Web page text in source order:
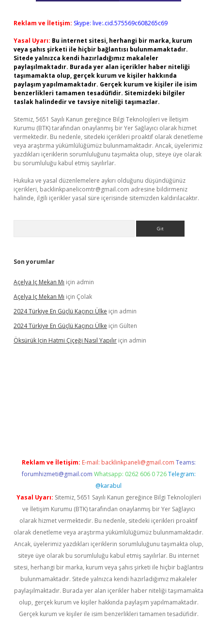
Reklam ve İletişim: Skype: live:.cid.575569c608265c69
Yasal Uyarı: Bu internet sitesi, herhangi bir marka, kurum
veya şahıs şirketi ile hiçbir bağlantısı bulunmamaktadır.
Sitede yalnızca kendi hazırladığımız makaleler
paylaşılmaktadır. Burada yer alan içerikler haber niteliği
taşımamakta olup, gerçek kurum ve kişiler hakkında
paylaşım yapılmamaktadır. Gerçek kurum ve kişiler ile isim
benzerlikleri tamamen tesadüfidir. Sitemizdeki bilgiler
taslak halindedir ve tavsiye niteliği taşımazlar.
Sitemiz, 5651 Sayılı Kanun gereğince Bilgi Teknolojileri ve İletişim
Kurumu (BTK) tarafından onaylanmış bir Yer Sağlayıcı olarak hizmet
vermektedir. Bu nedenle, sitedeki içerikleri proaktif olarak denetleme
veya araştırma yükümlülüğümüz bulunmamaktadır. Ancak, üyelerimiz
yazdıkları içeriklerin sorumluluğunu taşımakta olup, siteye üye olarak
bu sorumluluğu kabul etmiş sayılırlar.
Hukuka ve yasal düzenlemelere aykırı olduğunu düşündüğünüz
içerikleri, backlinkpanelicomtr@gmail.com adresine bildirmeniz
halinde, ilgili içerikler yasal süre içerisinde sitemizden kaldırılacaktır.
Son yorumlar
Açelya Iç Mekan Mı için admin
Açelya Iç Mekan Mı için Çolak
2024 Türkiye En Güçlü Kaçıncı Ülke için admin
2024 Türkiye En Güçlü Kaçıncı Ülke için Gülten
Öksürük Için Hatmi Çiçeği Nasıl Yapılır için admin
Reklam ve İletişim: E-mail: backlinkpaneli@gmail.com Teams:
forumhizmeti@gmail.com Whatsapp: 0262 606 0 726 Telegram:
@karabul
Yasal Uyarı: Sitemiz, 5651 Sayılı Kanun gereğince Bilgi Teknolojileri
ve İletişim Kurumu (BTK) tarafından onaylanmış bir Yer Sağlayıcı
olarak hizmet vermektedir. Bu nedenle, sitedeki içerikleri proaktif
olarak denetleme veya araştırma yükümlülüğümüz bulunmamaktadır.
Ancak, üyelerimiz yazdıkları içeriklerin sorumluluğunu taşımakta olup,
siteye üye olarak bu sorumluluğu kabul etmiş sayılırlar. Bu internet
sitesi, herhangi bir marka, kurum veya şahıs şirketi ile hiçbir bağlantısı
bulunmamaktadır. Sitede yalnızca kendi hazırladığımız makaleler
paylaşılmaktadır. Burada yer alan içerikler haber niteliği taşımamakta
olup, gerçek kurum ve kişiler hakkında paylaşım yapılmamaktadır.
Gerçek kurum ve kişiler ile isim benzerlikleri tamamen tesadüfidir.